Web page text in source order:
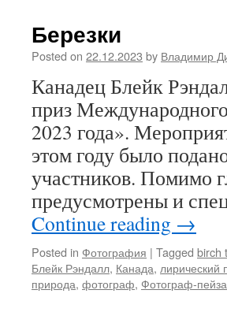
Березки
Posted on 22.12.2023 by Владимир
Канадец Блейк
приз
2023 года».
этом году было
участников. Помимо
предусмотрены и
Continue reading →
Posted in Фотография | Tagged birch
Блейк Рэндалл, Канада, лирический
природа, фотограф, Фотограф-